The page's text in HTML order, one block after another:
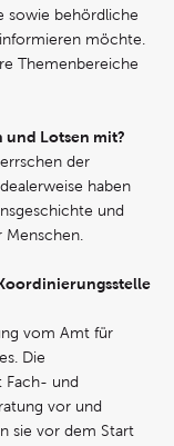
sowie behördliche
möchte.
Themenbereiche
und Lotsen mit?
der
haben
und
Menschen.
vom Amt für
Die
Fach- und
vor und
sie vor dem Start